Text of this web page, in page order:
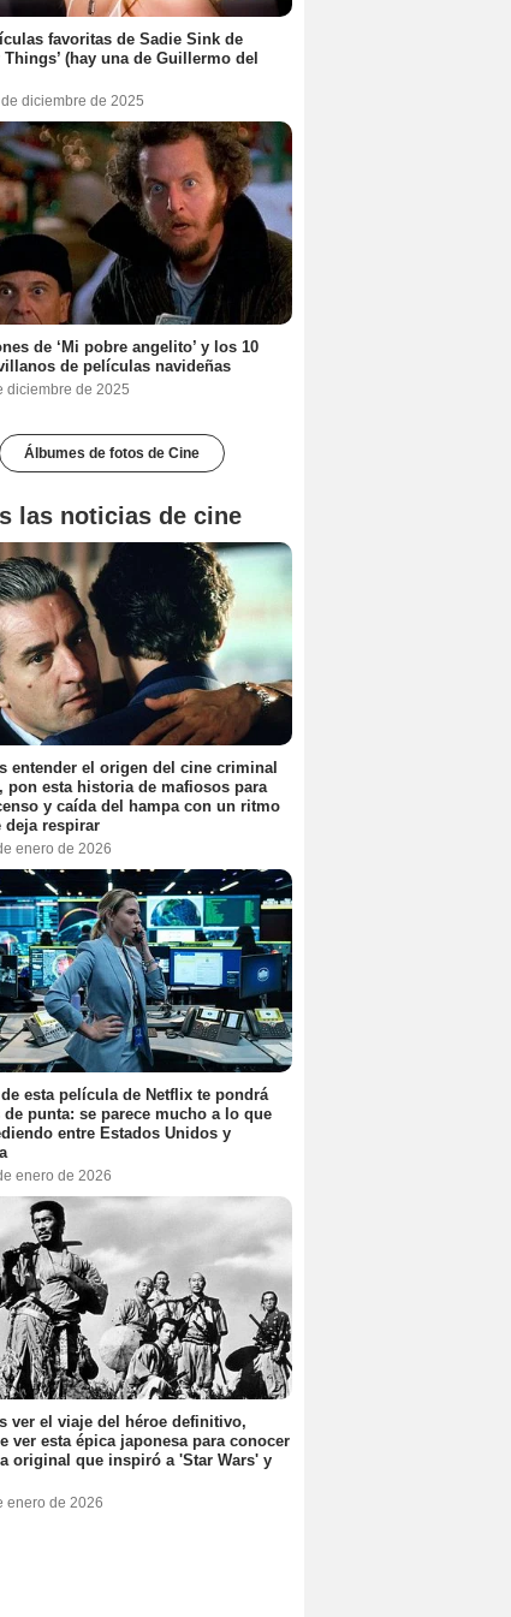
favoritas de Sadie Sink de
Things’ (hay una de Guillermo del
diciembre de 2025
de ‘Mi pobre angelito’ y los 10
de películas navideñas
diciembre de 2025
Álbumes de fotos de Cine
las noticias de cine
entender el origen del cine criminal
pon esta historia de mafiosos para
y caída del hampa con un ritmo
deja respirar
enero de 2026
esta película de Netflix te pondrá
de punta: se parece mucho a lo que
entre Estados Unidos y
enero de 2026
ver el viaje del héroe definitivo,
ver esta épica japonesa para conocer
original que inspiró a 'Star Wars' y
enero de 2026